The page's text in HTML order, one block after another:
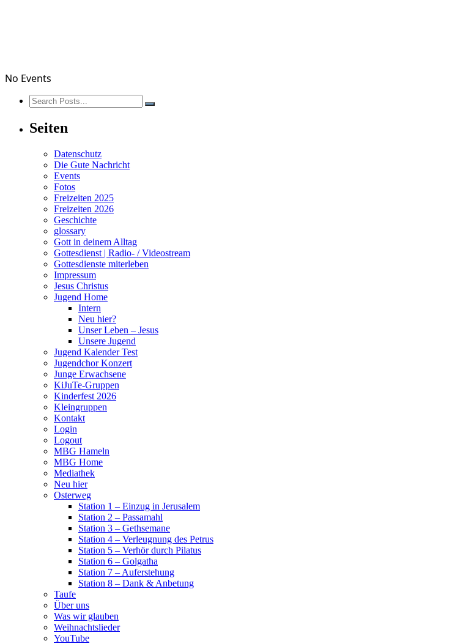
No Events
Seiten
Datenschutz
Die Gute Nachricht
Events
Fotos
Freizeiten 2025
Freizeiten 2026
Geschichte
glossary
Gott in deinem Alltag
Gottesdienst | Radio- / Videostream
Gottesdienste miterleben
Impressum
Jesus Christus
Jugend Home
Intern
Neu hier?
Unser Leben – Jesus
Unsere Jugend
Jugend Kalender Test
Jugendchor Konzert
Junge Erwachsene
KiJuTe-Gruppen
Kinderfest 2026
Kleingruppen
Kontakt
Login
Logout
MBG Hameln
MBG Home
Mediathek
Neu hier
Osterweg
Station 1 – Einzug in Jerusalem
Station 2 – Passamahl
Station 3 – Gethsemane
Station 4 – Verleugnung des Petrus
Station 5 – Verhör durch Pilatus
Station 6 – Golgatha
Station 7 – Auferstehung
Station 8 – Dank & Anbetung
Taufe
Über uns
Was wir glauben
Weihnachtslieder
YouTube